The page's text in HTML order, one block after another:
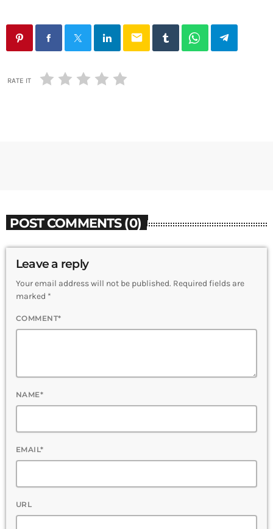
email
RATE IT
POST COMMENTS (0)
Leave a reply
Your email address will not be published. Required fields are
marked *
COMMENT*
NAME*
EMAIL*
URL